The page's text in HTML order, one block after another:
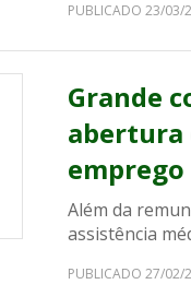
PUBLICADO 23/03/
Grande
abertura
emprego
Além da
assistência
PUBLICADO 27/02/